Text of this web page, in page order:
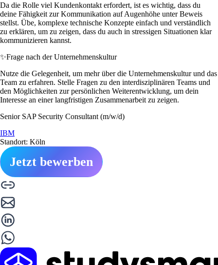
Da die Rolle viel Kundenkontakt erfordert, ist es wichtig, dass du
deine Fähigkeit zur Kommunikation auf Augenhöhe unter Beweis
stellst. Übe, komplexe technische Konzepte einfach und verständlich
zu erklären, um zu zeigen, dass du auch in stressigen Situationen klar
kommunizieren kannst.
✨Frage nach der Unternehmenskultur
Nutze die Gelegenheit, um mehr über die Unternehmenskultur und das
Team zu erfahren. Stelle Fragen zu den interdisziplinären Teams und
den Möglichkeiten zur persönlichen Weiterentwicklung, um dein
Interesse an einer langfristigen Zusammenarbeit zu zeigen.
Senior SAP Security Consultant (m/w/d)
IBM
Standort: Köln
Jetzt bewerben